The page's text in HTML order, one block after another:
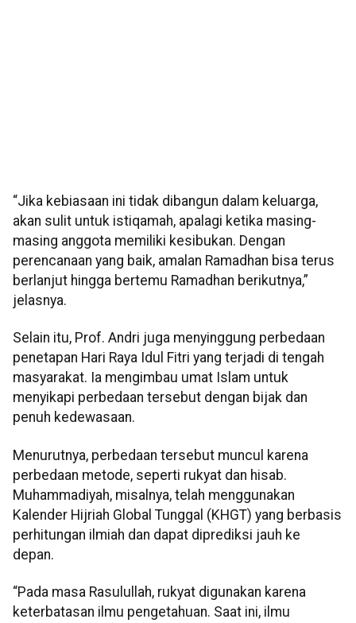
“Jika kebiasaan ini tidak dibangun dalam keluarga,
akan sulit untuk istiqamah, apalagi ketika masing-
masing anggota memiliki kesibukan. Dengan
perencanaan yang baik, amalan Ramadhan bisa terus
berlanjut hingga bertemu Ramadhan berikutnya,”
jelasnya.
Selain itu, Prof. Andri juga menyinggung perbedaan
penetapan Hari Raya Idul Fitri yang terjadi di tengah
masyarakat. Ia mengimbau umat Islam untuk
menyikapi perbedaan tersebut dengan bijak dan
penuh kedewasaan.
Menurutnya, perbedaan tersebut muncul karena
perbedaan metode, seperti rukyat dan hisab.
Muhammadiyah, misalnya, telah menggunakan
Kalender Hijriah Global Tunggal (KHGT) yang berbasis
perhitungan ilmiah dan dapat diprediksi jauh ke
depan.
“Pada masa Rasulullah, rukyat digunakan karena
keterbatasan ilmu pengetahuan. Saat ini, ilmu